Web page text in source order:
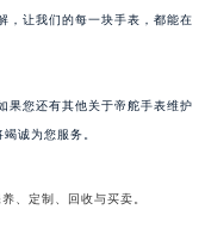
，让我们的每一块手表，都能在
果您还有其他关于帝舵手表维护
诚为您服务。